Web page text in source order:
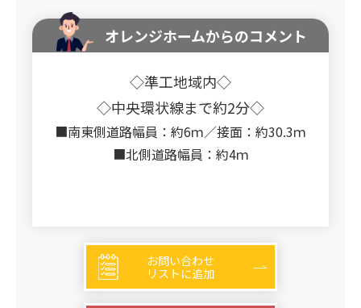
オレンジホームからのコメント
◇準工地域内◇
◇中央環状線まで約2分◇
■南東側道路幅員：約6ｍ／接面：約30.3ｍ
■北側道路幅員：約4ｍ
お問い合わせ
リストに追加